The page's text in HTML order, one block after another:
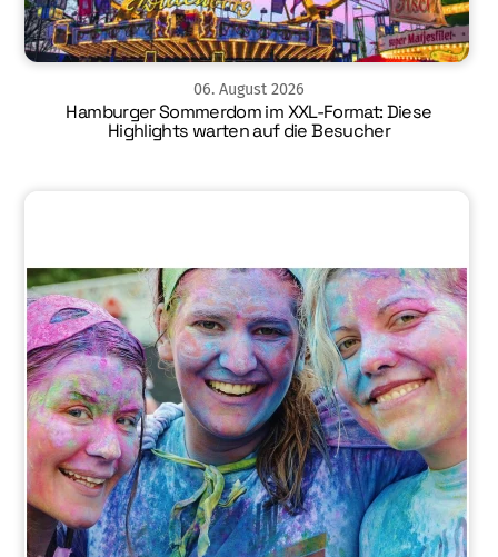
06. August 2026
Hamburger Sommerdom im XXL-Format: Diese
Highlights warten auf die Besucher